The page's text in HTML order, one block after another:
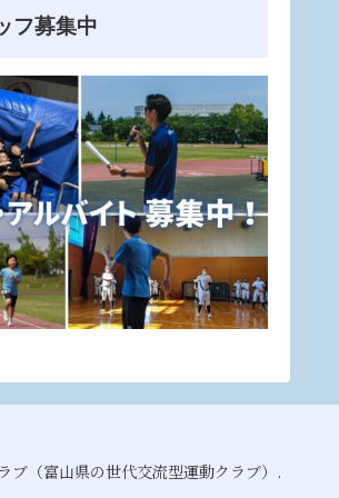
フ募集中
ブ（富山県の世代交流型運動クラブ）.